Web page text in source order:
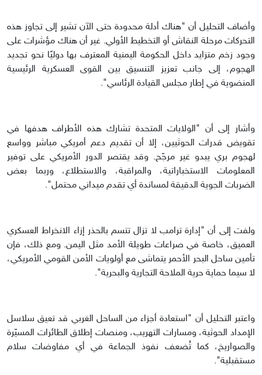
وأضاف التحليل أن "هناك أدلة محدودة حتى الآن تشير إلى تجاوز هذه
التحركات مرحلة النقاش أو التخطيط الأولي. غير أن هناك مؤشرات على
وجود زخم متزايد داخل الحكومة اليمنية المعترف بها دوليًا نحو تجديد
الهجوم، إلى جانب تعزيز التنسيق بين القوى العسكرية الرئيسية
المنضوية في إطار مجلس القيادة الرئاسي".
وأشار إلى أن "الولايات المتحدة تشارك هذه الأطراف هدفها في
تقويض قدرات الحوثيين، إلا أن تقديم دعم أمريكي مباشر وواسع
لهجوم بري يبدو غير مرجّح. وقد يقتصر الدور الأمريكي على توفير
المعلومات الاستخباراتية، والمراقبة، والاستطلاع، وربما بعض
الضربات الجوية الدقيقة لمساندة أي تقدم ميداني محتمل".
ولفت إلى أن "إدارة ترامب لا تزال تتسم بالحذر إزاء الانخراط العسكري
العميق، خاصة في صراعات طويلة الأمد مثل اليمن. ومع ذلك، فإن
تأمين ساحل البحر الأحمر يتماشى مع أولويات الأمن القومي الأمريكي،
لا سيما حماية حرية الملاحة التجارية والبحرية".
واعتبر التحليل أن "استعادة أجزاء من الساحل الغربي قد تعيق سلاسل
الإمداد الحوثية، ومسارات التهريب، ومنصات إطلاق الطائرات المسيّرة
والصواريخ، كما تُضعف نفوذ الجماعة في أي مفاوضات سلام
مستقبلية".